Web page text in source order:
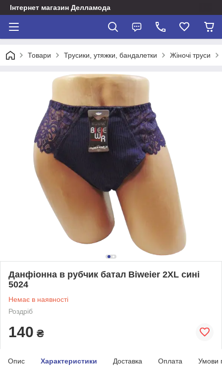
Інтернет магазин Делламода
Товари Трусики, утяжки, бандалетки Жіночі труси
Данфіонна в рубчик батал Biweier 2XL сині
5024
Немає в наявності
Роздріб
140 ₴
Опис Характеристики Доставка Оплата Умови